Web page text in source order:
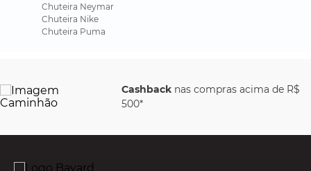
Chuteira Neymar
Chuteira Nike
Chuteira Puma
Cashbacknas compras acima de R$
500*